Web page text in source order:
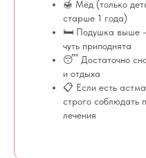
🍯 Мёд (только
старше 1 года)
🛏 Подушка выше
чуть приподнята
😴 Достаточно
и отдыха
📋 Если есть
строго соблюдать
лечения
Взрослые
Специалисты
Журнал о сне